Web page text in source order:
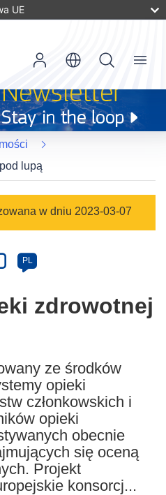
UE
Menu
lupą
w dniu 2023-03-07
PL
zdrowotnej
ze środków
opieki
członkowskich i
opieki
obecnie
się oceną
Projekt
konsorcj...